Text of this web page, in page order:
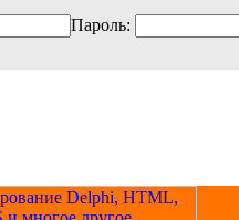
Пароль: